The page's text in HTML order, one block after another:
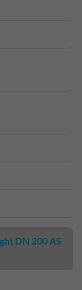
DN 200 AS